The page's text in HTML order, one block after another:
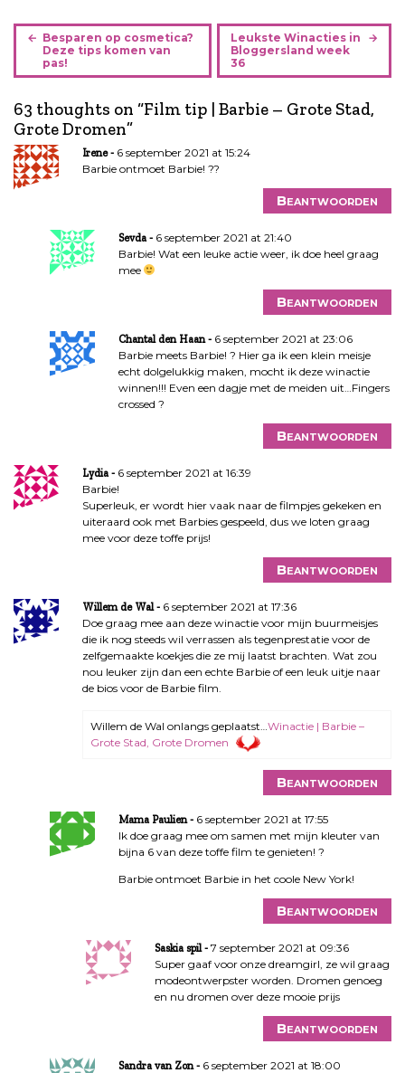
B
r
c
h
t
n
a
Besparen op cosmetica?
Deze tips komen van
pas!
Leukste Winacties in
Bloggersland week
36
63 thoughts on “Film tip | Barbie – Grote Stad,
Grote Dromen”
Irene
6 september 2021 at 15:24
Barbie ontmoet Barbie! ??
Beantwoorden
Sevda
6 september 2021 at 21:40
Barbie! Wat een leuke actie weer, ik doe heel graag
mee
Beantwoorden
Chantal den Haan
6 september 2021 at 23:06
Barbie meets Barbie! ? Hier ga ik een klein meisje
echt dolgelukkig maken, mocht ik deze winactie
winnen!!! Even een dagje met de meiden uit…Fingers
crossed ?
Beantwoorden
Lydia
6 september 2021 at 16:39
Barbie!
Superleuk, er wordt hier vaak naar de filmpjes gekeken en
uiteraard ook met Barbies gespeeld, dus we loten graag
mee voor deze toffe prijs!
Beantwoorden
Willem de Wal
6 september 2021 at 17:36
Doe graag mee aan deze winactie voor mijn buurmeisjes
die ik nog steeds wil verrassen als tegenprestatie voor de
zelfgemaakte koekjes die ze mij laatst brachten. Wat zou
nou leuker zijn dan een echte Barbie of een leuk uitje naar
de bios voor de Barbie film.
Willem de Wal onlangs geplaatst… Winactie | Barbie –
Grote Stad, Grote Dromen
Beantwoorden
Mama Paulien
6 september 2021 at 17:55
Ik doe graag mee om samen met mijn kleuter van
bijna 6 van deze toffe film te genieten! ?
Barbie ontmoet Barbie in het coole New York!
Beantwoorden
Saskia spil
7 september 2021 at 09:36
Super gaaf voor onze dreamgirl, ze wil graag
modeontwerpster worden. Dromen genoeg
en nu dromen over deze mooie prijs
Beantwoorden
Sandra van Zon
6 september 2021 at 18:00